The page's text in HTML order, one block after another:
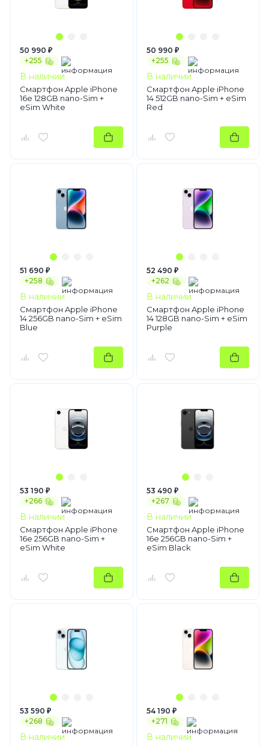
50 990 ₽
+255
В наличии
Смартфон Apple iPhone
16e 128GB nano-Sim +
eSim White
50 990 ₽
+255
В наличии
Смартфон Apple iPhone
14 512GB nano-Sim + eSim
Red
51 690 ₽
+258
В наличии
Смартфон Apple iPhone
14 256GB nano-Sim + eSim
Blue
52 490 ₽
+262
В наличии
Смартфон Apple iPhone
14 128GB nano-Sim + eSim
Purple
53 190 ₽
+266
В наличии
Смартфон Apple iPhone
16e 256GB nano-Sim +
eSim White
53 490 ₽
+267
В наличии
Смартфон Apple iPhone
16e 256GB nano-Sim +
eSim Black
53 590 ₽
+268
В наличии
54 190 ₽
+271
В наличии